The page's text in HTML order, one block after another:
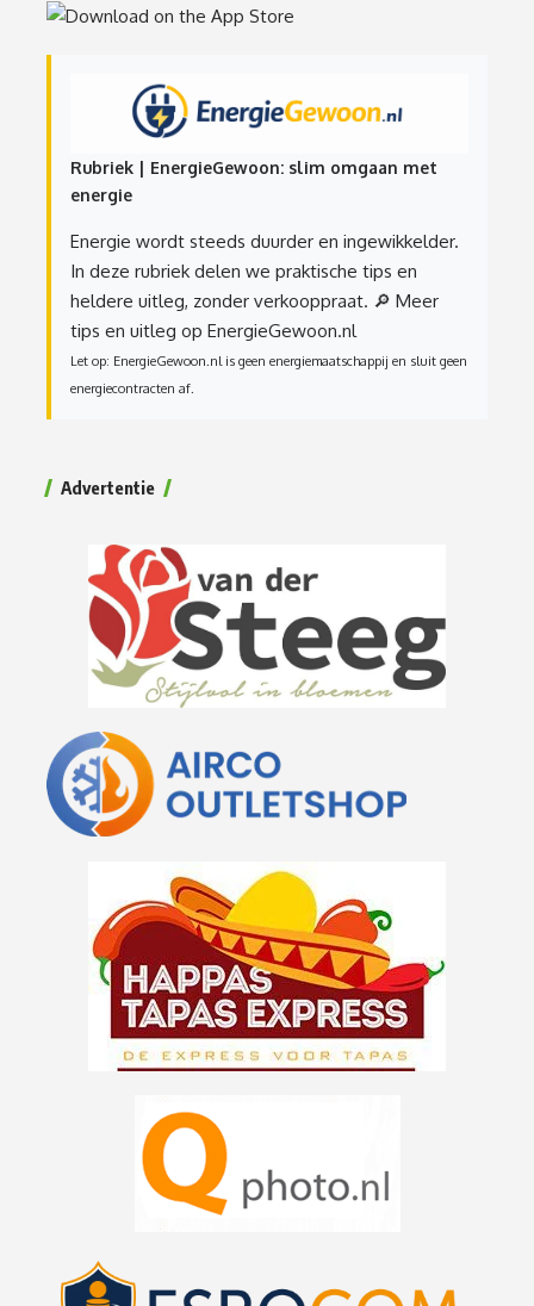
Rubriek | EnergieGewoon: slim omgaan met
energie
Energie wordt steeds duurder en ingewikkelder.
In deze rubriek delen we praktische tips en
heldere uitleg, zonder verkooppraat. 🔎 Meer
tips en uitleg op EnergieGewoon.nl
Let op: EnergieGewoon.nl is geen energiemaatschappij en sluit geen
energiecontracten af.
Advertentie